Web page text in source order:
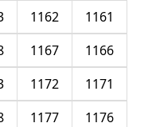
1161
1162
1166
1167
1171
1172
1176
1177